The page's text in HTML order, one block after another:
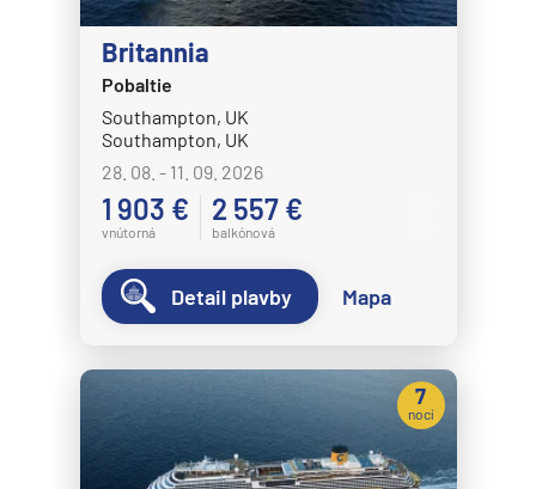
Britannia
Pobaltie
Southampton, UK
Southampton, UK
28. 08. - 11. 09. 2026
1 903 €
vnútorná
2 557 €
balkónová
Detail plavby Mapa
7
nocí